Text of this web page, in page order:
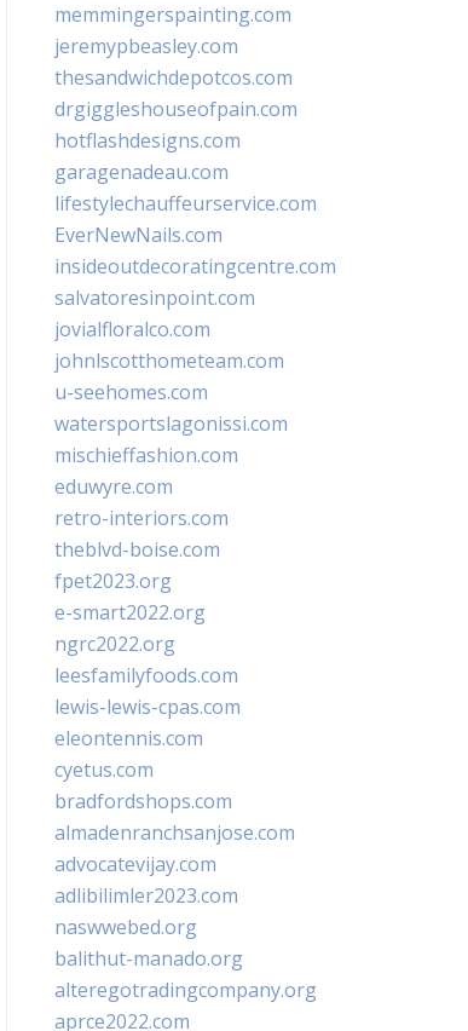
memmingerspainting.com
jeremypbeasley.com
thesandwichdepotcos.com
drgiggleshouseofpain.com
hotflashdesigns.com
garagenadeau.com
lifestylechauffeurservice.com
EverNewNails.com
insideoutdecoratingcentre.com
salvatoresinpoint.com
jovialfloralco.com
johnlscotthometeam.com
u-seehomes.com
watersportslagonissi.com
mischieffashion.com
eduwyre.com
retro-interiors.com
theblvd-boise.com
fpet2023.org
e-smart2022.org
ngrc2022.org
leesfamilyfoods.com
lewis-lewis-cpas.com
eleontennis.com
cyetus.com
bradfordshops.com
almadenranchsanjose.com
advocatevijay.com
adlibilimler2023.com
naswwebed.org
balithut-manado.org
alteregotradingcompany.org
aprce2022.com